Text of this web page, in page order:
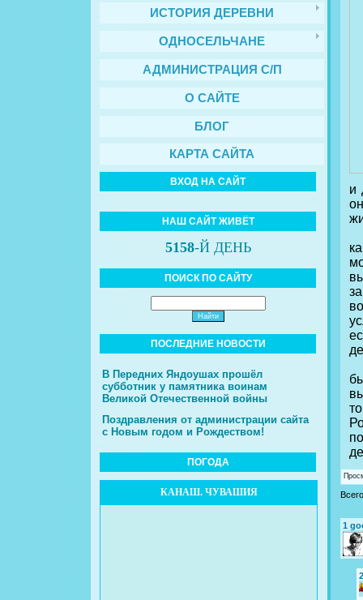
ИСТОРИЯ ДЕРЕВНИ
ОДНОСЕЛЬЧАНЕ
АДМИНИСТРАЦИЯ С/П
О САЙТЕ
БЛОГ
КАРТА САЙТА
ВХОД НА САЙТ
НАШ САЙТ ЖИВЁТ
5158-Й ДЕНЬ
ПОИСК ПО САЙТУ
ПОСЛЕДНИЕ НОВОСТИ
В Передних Яндоушах прошёл
субботник у памятника воинам
Великой Отечественной войны
Поздравления от администрации сайта
с Новым годом и Рождеством!
ПОГОДА
КАНАШ. ЧУВАШИЯ
и
1
2